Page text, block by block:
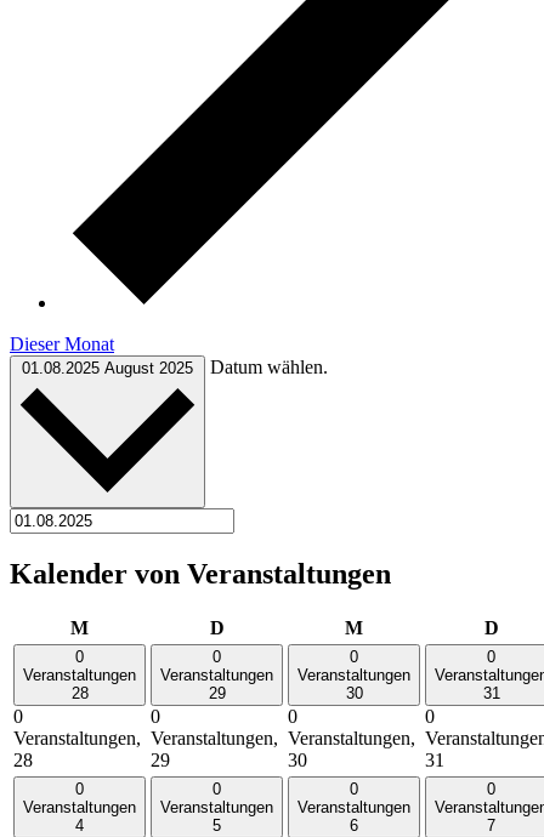
Dieser Monat
01.08.2025 August 2025 Datum wählen.
Kalender von Veranstaltungen
MMontag DDienstag MMittwoch D
0
Veranstaltungen
28
0
Veranstaltungen,
28
0
Veranstaltungen
29
0
Veranstaltungen,
29
0
Veranstaltungen
30
0
Veranstaltungen,
30
0
31
0
31
0
Veranstaltungen
4
0
Veranstaltungen
5
0
Veranstaltungen
6
0
7